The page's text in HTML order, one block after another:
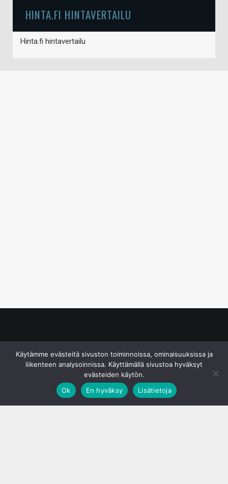
HINTA.FI HINTAVERTAILU
Hinta.fi hintavertailu
Käytämme evästeitä sivuston toiminnoissa, ominaisuuksissa ja
liikenteen analysoinnissa. Käyttämällä sivustoa hyväksyt
evästeiden käytön.
Ok
En hyväksy Lisätietoja